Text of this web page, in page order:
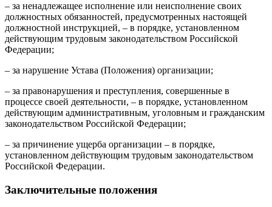
– за ненадлежащее исполнение или неисполнение своих
должностных обязанностей, предусмотренных настоящей
должностной инструкцией, – в порядке, установленном
действующим трудовым законодательством Российской
Федерации;
– за нарушение Устава (Положения) организации;
– за правонарушения и преступления, совершенные в
процессе своей деятельности, – в порядке, установленном
действующим административным, уголовным и гражданским
законодательством Российской Федерации;
– за причинение ущерба организации – в порядке,
установленном действующим трудовым законодательством
Российской Федерации.
Заключительные положения